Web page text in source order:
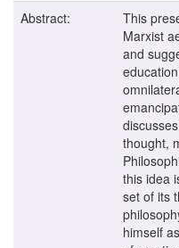
Abstract:
This
Marxist
and
thought,
this idea
set of its
himself